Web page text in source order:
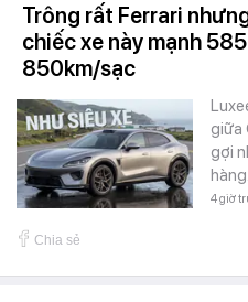
Trông rất Ferrari
chiếc xe này mạnh
850km/sạc
giữa
gợi
hàng.
4 giờ
Chia sẻ